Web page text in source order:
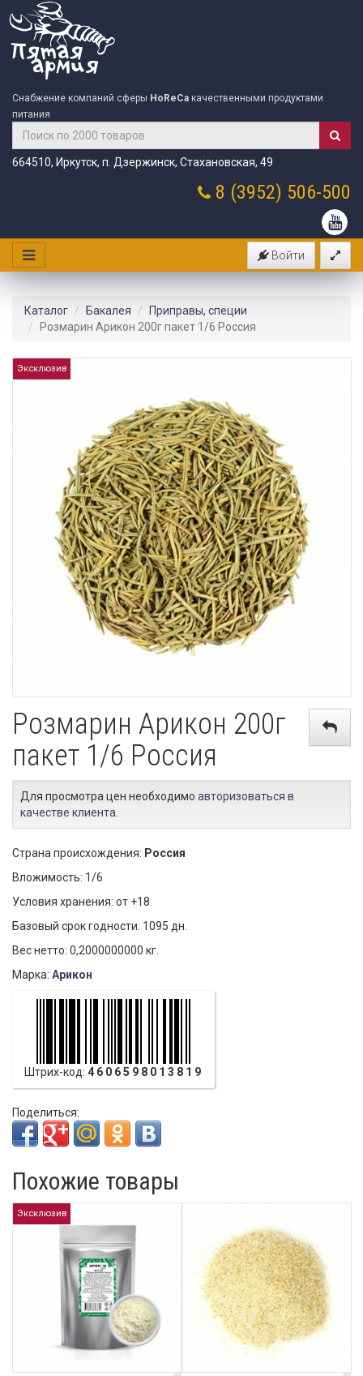
Снабжение компаний сферы HoReCa качественными продуктами
питания
664510, Иркутск, п. Дзержинск, Стахановская, 49
8 (3952) 506-500
Войти
Каталог Бакалея
Приправы, специи
Розмарин Арикон 200г пакет 1/6 Россия
Эксклюзив
Розмарин Арикон 200г
пакет 1/6 Россия
Для просмотра цен необходимо авторизоваться в
качестве клиента
Страна происхождения: Россия
Вложимость: 1/6
Условия хранения: от +18
Базовый срок годности: 1095 дн.
Вес нетто: 0,2000000000 кг.
Марка: Арикон
Штрих-код: 4606598013819
Поделиться:
Похожие товары
Эксклюзив